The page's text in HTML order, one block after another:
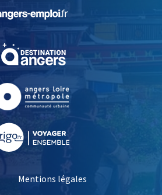
, Ouvre une nouvelle
, Ouvre une nouvelle
Mentions légales